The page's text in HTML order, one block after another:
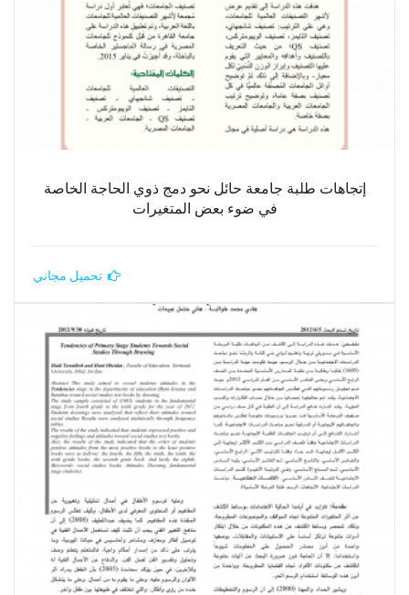
إتجاهات طلبة جامعة حائل نحو دمج ذوي الحاجة الخاصة
في ضوء بعض المتغيرات
تحميل مجاني